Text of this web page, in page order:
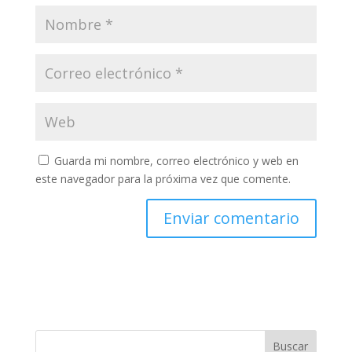
Guarda mi nombre, correo electrónico y web en
este navegador para la próxima vez que comente.
Buscar